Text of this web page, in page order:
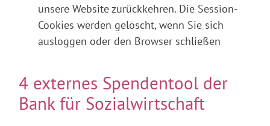
unsere Website zurückkehren. Die Session-
Cookies werden gelöscht, wenn Sie sich
ausloggen oder den Browser schließen
4 externes Spendentool der
Bank für Sozialwirtschaft